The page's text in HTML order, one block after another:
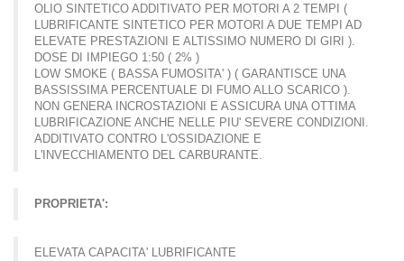
OLIO SINTETICO ADDITIVATO PER MOTORI A 2 TEMPI (
LUBRIFICANTE SINTETICO PER MOTORI A DUE TEMPI AD
ELEVATE PRESTAZIONI E ALTISSIMO NUMERO DI GIRI ).
DOSE DI IMPIEGO 1:50 ( 2% )
LOW SMOKE ( BASSA FUMOSITA' ) ( GARANTISCE UNA
BASSISSIMA PERCENTUALE DI FUMO ALLO SCARICO ).
NON GENERA INCROSTAZIONI E ASSICURA UNA OTTIMA
LUBRIFICAZIONE ANCHE NELLE PIU' SEVERE CONDIZIONI.
ADDITIVATO CONTRO L'OSSIDAZIONE E
L'INVECCHIAMENTO DEL CARBURANTE.
PROPRIETA':
ELEVATA CAPACITA' LUBRIFICANTE